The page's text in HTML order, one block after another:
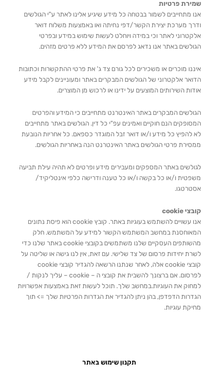
שמירת פרטיות
אנו מתחייבים לשמור בבטחה כל מידע שיגיע אלינו לאתר ע"י הגולשים
ודרך מערכת יצירת הקשר/דפי נחיתה ואו באמצעות משלוח דואר
אלקטרוני לאתר וכי במידה ויוחלט לעשות שימוש במידע ובפרטי
הגולשים באתר אנו נדאג לפרסם את המידע ללא פרטים מזהים.
איננו מוכרים או משכירים לכל גורם צד ג' את פרטי ההתקשרות וכתובות
הדואר אלקטרוני של הגולשים המבקרים באתר ומעוניינים לקבל מידע
אודות השירותים המוצעים על ידינו או לרכוש מן המוצרים.
הגולשים המבקרים באתר האינטרנט מתחייבים כי המידע והפרטים
המסופקים הנם חוקיים ואמינים עפ"י כל דין. הגולשים באתר מתחייבים
לא להפיץ כל מידע ו/או דואר זבל המוגדר כספאם. כל אחריות הנובעת
ממסירת פרטי הגולשים באתר האינטרנט הנה באחריות הגולשים.
לגולשים באתר המספקים ומעבירים מידע ופרטים לא תהיה עילת תביעה
משפטית ו/או כל בקשה ו/או כל טענה ודרישה כלפי אינטליקיד/
אסטרטגו.
קובצי cookie
אנו עשויים להשתמש בעוגיות באתר. קובץ cookie הוא פיסת נתונים
המאוחסנת במחשב המשתמש הקשור למידע על המשתמש. חלק
מהשותפים העסקיים שלנו משתמשים בקובצי cookie באתר שלנו כדי
לשרת יחידות פרסום של צד שלישי. עם זאת, אין לנו גישה או שליטה על
קובצי cookie אלה, לאחר שנתנו הרשאה להגדיר קובצי cookie
לפרסום. אם ברצונך להשבית את קובצי ה – cookie – עליך לנקות /
למחוק את העוגיות.במחשב שלך. תוכל לעשות זאת באמצעות אפשרויות
הגדרות הדפדפן, בהן ניתן להגדיר את הגדרות הפרטיות שלך => תוך
מחיקת עוגיות.
תקנון שימוש באתר